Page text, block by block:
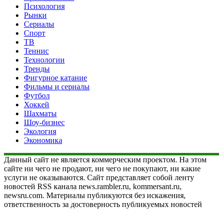
Психология
Рынки
Сериалы
Спорт
ТВ
Теннис
Технологии
Тренды
Фигурное катание
Фильмы и сериалы
Футбол
Хоккей
Шахматы
Шоу-бизнес
Экология
Экономика
Данный сайт не является коммерческим проектом. На этом
сайте ни чего не продают, ни чего не покупают, ни какие
услуги не оказываются. Сайт представляет собой ленту
новостей RSS канала news.rambler.ru, kommersant.ru,
newsru.com. Материалы публикуются без искажения,
ответственность за достоверность публикуемых новостей